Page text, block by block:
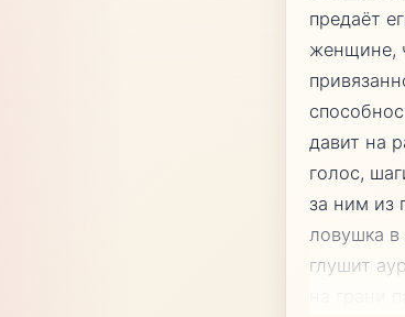
предаёт
женщине,
давит на
голос,
за ним из
ловушка в
глушит